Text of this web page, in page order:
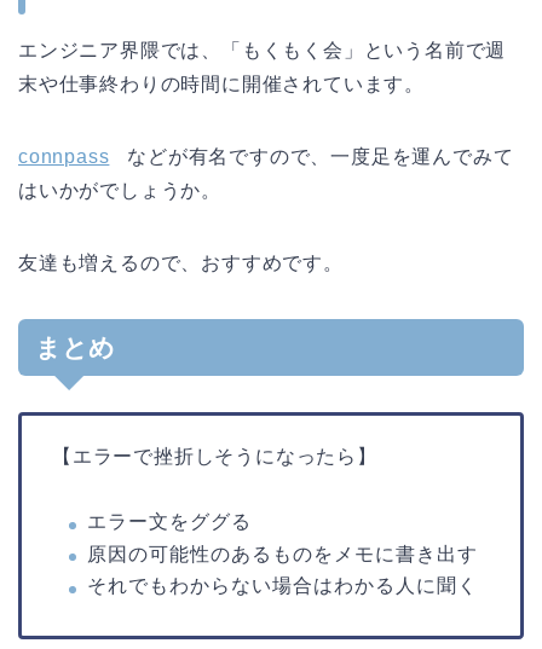
エンジニア界隈では、「もくもく会」という名前で週
末や仕事終わりの時間に開催されています。
connpass
などが有名ですので、一度足を運んでみて
はいかがでしょうか。
友達も増えるので、おすすめです。
まとめ
【エラーで挫折しそうになったら】
エラー文をググる
原因の可能性のあるものをメモに書き出す
それでもわからない場合はわかる人に聞く